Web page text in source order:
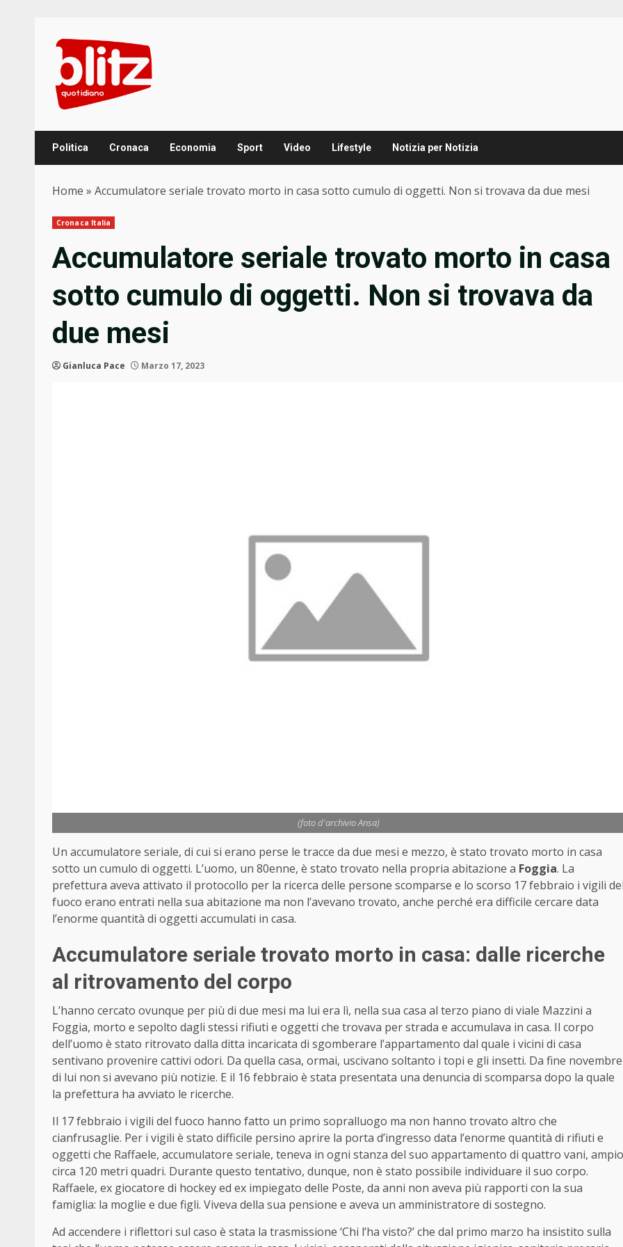
content
Politica Cronaca Economia Sport Video Lifestyle Notizia per Notizia
Home » Accumulatore seriale trovato morto in casa sotto cumulo di oggetti. Non si trovava da due mesi
Cronaca Italia
Accumulatore seriale trovato morto in casa
sotto cumulo di oggetti. Non si trovava da
due mesi
Gianluca Pace Marzo 17, 2023
(foto d'archivio Ansa)
Un accumulatore seriale, di cui si erano perse le tracce da due mesi e mezzo, è stato trovato morto in casa
sotto un cumulo di oggetti. L’uomo, un 80enne, è stato trovato nella propria abitazione a Foggia. La
prefettura aveva attivato il protocollo per la ricerca delle persone scomparse e lo scorso 17 febbraio i vigili
fuoco erano entrati nella sua abitazione ma non l’avevano trovato, anche perché era difficile cercare data
l’enorme quantità di oggetti accumulati in casa.
Accumulatore seriale trovato morto in casa: dalle ricerche
al ritrovamento del corpo
L’hanno cercato ovunque per più di due mesi ma lui era lì, nella sua casa al terzo piano di viale Mazzini a
Foggia, morto e sepolto dagli stessi rifiuti e oggetti che trovava per strada e accumulava in casa. Il corpo
dell’uomo è stato ritrovato dalla ditta incaricata di sgomberare l’appartamento dal quale i vicini di casa
sentivano provenire cattivi odori. Da quella casa, ormai, uscivano soltanto i topi e gli insetti. Da fine novembre
di lui non si avevano più notizie. E il 16 febbraio è stata presentata una denuncia di scomparsa dopo la quale
la prefettura ha avviato le ricerche.
Il 17 febbraio i vigili del fuoco hanno fatto un primo sopralluogo ma non hanno trovato altro che
cianfrusaglie. Per i vigili è stato difficile persino aprire la porta d’ingresso data l’enorme quantità di rifiuti e
oggetti che Raffaele, accumulatore seriale, teneva in ogni stanza del suo appartamento di quattro vani, ampio
circa 120 metri quadri. Durante questo tentativo, dunque, non è stato possibile individuare il suo corpo.
Raffaele, ex giocatore di hockey ed ex impiegato delle Poste, da anni non aveva più rapporti con la sua
famiglia: la moglie e due figli. Viveva della sua pensione e aveva un amministratore di sostegno.
Ad accendere i riflettori sul caso è stata la trasmissione ‘Chi l’ha visto?’ che dal primo marzo ha insistito sulla